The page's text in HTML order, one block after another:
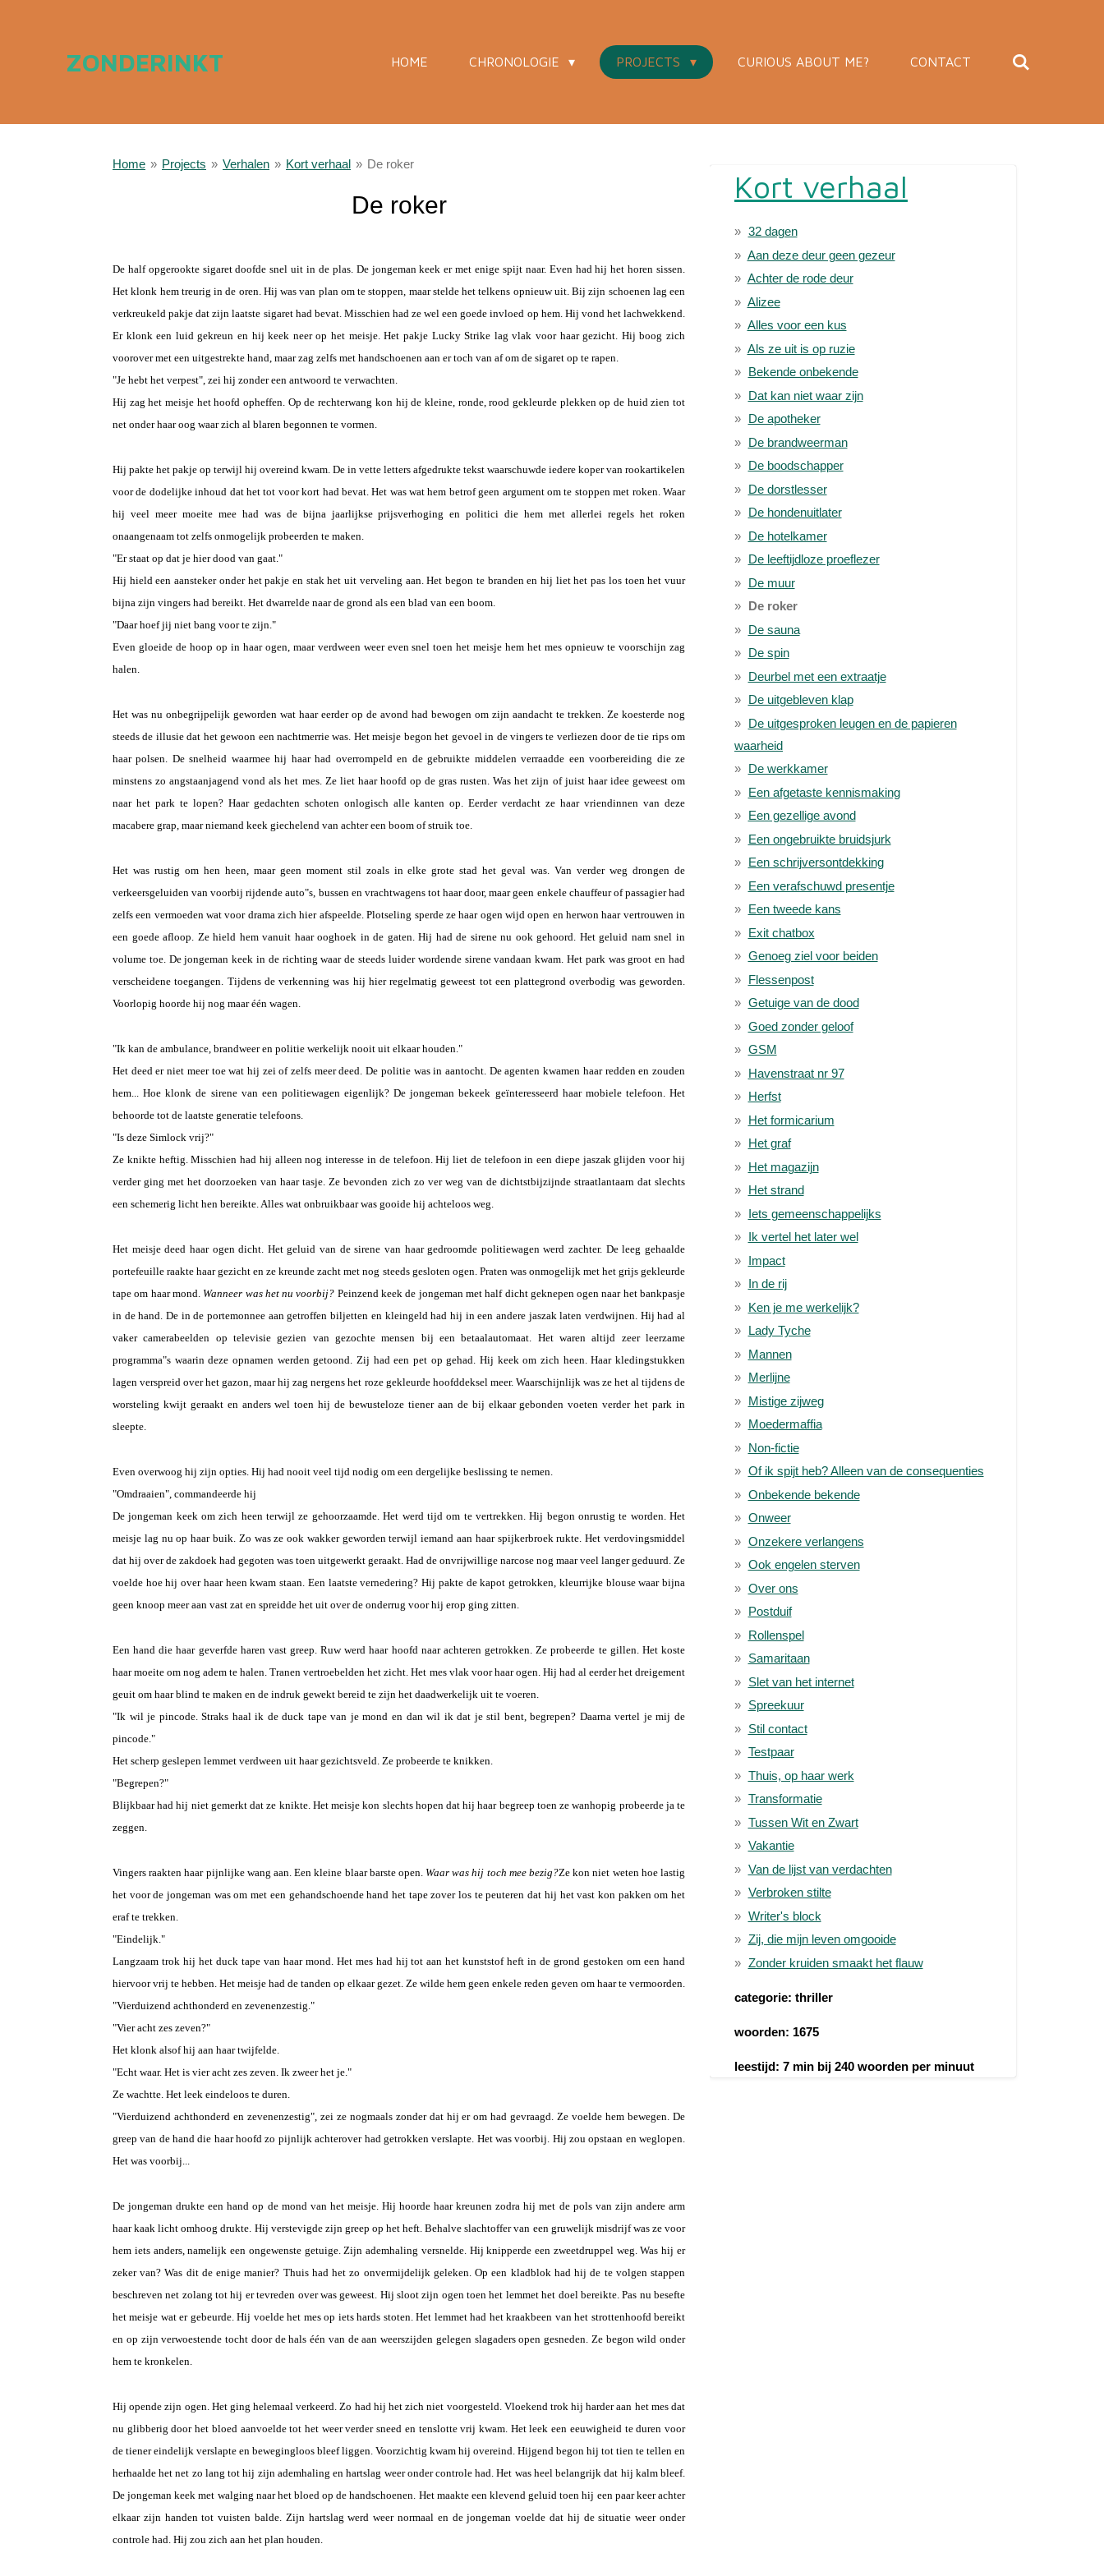
ZONDERINKT HOME CHRONOLOGIE PROJECTS CURIOUS ABOUT ME? CONTACT
Home » Projects » Verhalen » Kort verhaal » De roker
De roker
De half opgerookte sigaret doofde snel uit in de plas. De jongeman keek er met enige spijt naar. Even had hij het horen sissen.
Het klonk hem treurig in de oren. Hij was van plan om te stoppen, maar stelde het telkens opnieuw uit. Bij zijn schoenen lag een
verkreukeld pakje dat zijn laatste sigaret had bevat. Misschien had ze wel een goede invloed op hem. Hij vond het lachwekkend.
Er klonk een luid gekreun en hij keek neer op het meisje. Het pakje Lucky Strike lag vlak voor haar gezicht. Hij boog zich
voorover met een uitgestrekte hand, maar zag zelfs met handschoenen aan er toch van af om de sigaret op te rapen.
"Je hebt het verpest", zei hij zonder een antwoord te verwachten.
Hij zag het meisje het hoofd opheffen. Op de rechterwang kon hij de kleine, ronde, rood gekleurde plekken op de huid zien tot
net onder haar oog waar zich al blaren begonnen te vormen.
Hij pakte het pakje op terwijl hij overeind kwam. De in vette letters afgedrukte tekst waarschuwde iedere koper van rookartikelen
voor de dodelijke inhoud dat het tot voor kort had bevat. Het was wat hem betrof geen argument om te stoppen met roken. Waar
hij veel meer moeite mee had was de bijna jaarlijkse prijsverhoging en politici die hem met allerlei regels het roken
onaangenaam tot zelfs onmogelijk probeerden te maken.
"Er staat op dat je hier dood van gaat."
Hij hield een aansteker onder het pakje en stak het uit verveling aan. Het begon te branden en hij liet het pas los toen het vuur
bijna zijn vingers had bereikt. Het dwarrelde naar de grond als een blad van een boom.
"Daar hoef jij niet bang voor te zijn."
Even gloeide de hoop op in haar ogen, maar verdween weer even snel toen het meisje hem het mes opnieuw te voorschijn zag
halen.
Het was nu onbegrijpelijk geworden wat haar eerder op de avond had bewogen om zijn aandacht te trekken. Ze koesterde nog
steeds de illusie dat het gewoon een nachtmerrie was. Het meisje begon het gevoel in de vingers te verliezen door de tie rips om
haar polsen. De snelheid waarmee hij haar had overrompeld en de gebruikte middelen verraadde een voorbereiding die ze
minstens zo angstaanjagend vond als het mes. Ze liet haar hoofd op de gras rusten. Was het zijn of juist haar idee geweest om
naar het park te lopen? Haar gedachten schoten onlogisch alle kanten op. Eerder verdacht ze haar vriendinnen van deze
macabere grap, maar niemand keek giechelend van achter een boom of struik toe.
Het was rustig om hen heen, maar geen moment stil zoals in elke grote stad het geval was. Van verder weg drongen de
verkeersgeluiden van voorbij rijdende auto"s, bussen en vrachtwagens tot haar door, maar geen enkele chauffeur of passagier had
zelfs een vermoeden wat voor drama zich hier afspeelde. Plotseling sperde ze haar ogen wijd open en herwon haar vertrouwen in
een goede afloop. Ze hield hem vanuit haar ooghoek in de gaten. Hij had de sirene nu ook gehoord. Het geluid nam snel in
volume toe. De jongeman keek in de richting waar de steeds luider wordende sirene vandaan kwam. Het park was groot en had
verscheidene toegangen. Tijdens de verkenning was hij hier regelmatig geweest tot een plattegrond overbodig was geworden.
Voorlopig hoorde hij nog maar één wagen.
"Ik kan de ambulance, brandweer en politie werkelijk nooit uit elkaar houden."
Het deed er niet meer toe wat hij zei of zelfs meer deed. De politie was in aantocht. De agenten kwamen haar redden en zouden
hem... Hoe klonk de sirene van een politiewagen eigenlijk? De jongeman bekeek geïnteresseerd haar mobiele telefoon. Het
behoorde tot de laatste generatie telefoons.
"Is deze Simlock vrij?"
Ze knikte heftig. Misschien had hij alleen nog interesse in de telefoon. Hij liet de telefoon in een diepe jaszak glijden voor hij
verder ging met het doorzoeken van haar tasje. Ze bevonden zich zo ver weg van de dichtstbijzijnde straatlantaarn dat slechts
een schemerig licht hen bereikte. Alles wat onbruikbaar was gooide hij achteloos weg.
Het meisje deed haar ogen dicht. Het geluid van de sirene van haar gedroomde politiewagen werd zachter. De leeg gehaalde
portefeuille raakte haar gezicht en ze kreunde zacht met nog steeds gesloten ogen. Praten was onmogelijk met het grijs gekleurde
tape om haar mond. Wanneer was het nu voorbij? Peinzend keek de jongeman met half dicht geknepen ogen naar het bankpasje
in de hand. De in de portemonnee aan getroffen biljetten en kleingeld had hij in een andere jaszak laten verdwijnen. Hij had al
vaker camerabeelden op televisie gezien van gezochte mensen bij een betaalautomaat. Het waren altijd zeer leerzame
programma"s waarin deze opnamen werden getoond. Zij had een pet op gehad. Hij keek om zich heen. Haar kledingstukken
lagen verspreid over het gazon, maar hij zag nergens het roze gekleurde hoofddeksel meer. Waarschijnlijk was ze het al tijdens de
worsteling kwijt geraakt en anders wel toen hij de bewusteloze tiener aan de bij elkaar gebonden voeten verder het park in
sleepte.
Even overwoog hij zijn opties. Hij had nooit veel tijd nodig om een dergelijke beslissing te nemen.
"Omdraaien", commandeerde hij
De jongeman keek om zich heen terwijl ze gehoorzaamde. Het werd tijd om te vertrekken. Hij begon onrustig te worden. Het
meisje lag nu op haar buik. Zo was ze ook wakker geworden terwijl iemand aan haar spijkerbroek rukte. Het verdovingsmiddel
dat hij over de zakdoek had gegoten was toen uitgewerkt geraakt. Had de onvrijwillige narcose nog maar veel langer geduurd. Ze
voelde hoe hij over haar heen kwam staan. Een laatste vernedering? Hij pakte de kapot getrokken, kleurrijke blouse waar bijna
geen knoop meer aan vast zat en spreidde het uit over de onderrug voor hij erop ging zitten.
Een hand die haar geverfde haren vast greep. Ruw werd haar hoofd naar achteren getrokken. Ze probeerde te gillen. Het koste
haar moeite om nog adem te halen. Tranen vertroebelden het zicht. Het mes vlak voor haar ogen. Hij had al eerder het dreigement
geuit om haar blind te maken en de indruk gewekt bereid te zijn het daadwerkelijk uit te voeren.
"Ik wil je pincode. Straks haal ik de duck tape van je mond en dan wil ik dat je stil bent, begrepen? Daarna vertel je mij de
pincode."
Het scherp geslepen lemmet verdween uit haar gezichtsveld. Ze probeerde te knikken.
"Begrepen?"
Blijkbaar had hij niet gemerkt dat ze knikte. Het meisje kon slechts hopen dat hij haar begreep toen ze wanhopig probeerde ja te
zeggen.
Vingers raakten haar pijnlijke wang aan. Een kleine blaar barste open.Waar was hij toch mee bezig?Ze kon niet weten hoe lastig
het voor de jongeman was om met een gehandschoende hand het tape zover los te peuteren dat hij het vast kon pakken om het
eraf te trekken.
"Eindelijk."
Langzaam trok hij het duck tape van haar mond. Het mes had hij tot aan het kunststof heft in de grond gestoken om een hand
hiervoor vrij te hebben. Het meisje had de tanden op elkaar gezet. Ze wilde hem geen enkele reden geven om haar te vermoorden.
"Vierduizend achthonderd en zevenenzestig."
"Vier acht zes zeven?"
Het klonk alsof hij aan haar twijfelde.
"Echt waar. Het is vier acht zes zeven. Ik zweer het je."
Ze wachtte. Het leek eindeloos te duren.
"Vierduizend achthonderd en zevenenzestig", zei ze nogmaals zonder dat hij er om had gevraagd. Ze voelde hem bewegen. De
greep van de hand die haar hoofd zo pijnlijk achterover had getrokken verslapte. Het was voorbij. Hij zou opstaan en weglopen.
Het was voorbij...
De jongeman drukte een hand op de mond van het meisje. Hij hoorde haar kreunen zodra hij met de pols van zijn andere arm
haar kaak licht omhoog drukte. Hij verstevigde zijn greep op het heft. Behalve slachtoffer van een gruwelijk misdrijf was ze voor
hem iets anders, namelijk een ongewenste getuige. Zijn ademhaling versnelde. Hij knipperde een zweetdruppel weg. Was hij er
zeker van? Was dit de enige manier? Thuis had het zo onvermijdelijk geleken. Op een kladblok had hij de te volgen stappen
beschreven net zolang tot hij er tevreden over was geweest. Hij sloot zijn ogen toen het lemmet het doel bereikte. Pas nu besefte
het meisje wat er gebeurde. Hij voelde het mes op iets hards stoten. Het lemmet had het kraakbeen van het strottenhoofd bereikt
en op zijn verwoestende tocht door de hals één van de aan weerszijden gelegen slagaders open gesneden. Ze begon wild onder
hem te kronkelen.
Hij opende zijn ogen. Het ging helemaal verkeerd. Zo had hij het zich niet voorgesteld. Vloekend trok hij harder aan het mes dat
nu glibberig door het bloed aanvoelde tot het weer verder sneed en tenslotte vrij kwam. Het leek een eeuwigheid te duren voor
de tiener eindelijk verslapte en bewegingloos bleef liggen. Voorzichtig kwam hij overeind. Hijgend begon hij tot tien te tellen en
herhaalde het net zo lang tot hij zijn ademhaling en hartslag weer onder controle had. Het was heel belangrijk dat hij kalm bleef.
De jongeman keek met walging naar het bloed op de handschoenen. Het maakte een klevend geluid toen hij een paar keer achter
elkaar zijn handen tot vuisten balde. Zijn hartslag werd weer normaal en de jongeman voelde dat hij de situatie weer onder
controle had. Hij zou zich aan het plan houden.
Kort verhaal
32 dagen
Aan deze deur geen gezeur
Achter de rode deur
Alizee
Alles voor een kus
Als ze uit is op ruzie
Bekende onbekende
Dat kan niet waar zijn
De apotheker
De brandweerman
De boodschapper
De dorstlesser
De hondenuitlater
De hotelkamer
De leeftijdloze proeflezer
De muur
De roker
De sauna
De spin
Deurbel met een extraatje
De uitgebleven klap
De uitgesproken leugen en de papieren
waarheid
De werkkamer
Een afgetaste kennismaking
Een gezellige avond
Een ongebruikte bruidsjurk
Een schrijversontdekking
Een verafschuwd presentje
Een tweede kans
Exit chatbox
Genoeg ziel voor beiden
Flessenpost
Getuige van de dood
Goed zonder geloof
GSM
Havenstraat nr 97
Herfst
Het formicarium
Het graf
Het magazijn
Het strand
Iets gemeenschappelijks
Ik vertel het later wel
Impact
In de rij
Ken je me werkelijk?
Lady Tyche
Mannen
Merlijne
Mistige zijweg
Moedermaffia
Non-fictie
Of ik spijt heb? Alleen van de consequenties
Onbekende bekende
Onweer
Onzekere verlangens
Ook engelen sterven
Over ons
Postduif
Rollenspel
Samaritaan
Slet van het internet
Spreekuur
Stil contact
Testpaar
Thuis, op haar werk
Transformatie
Tussen Wit en Zwart
Vakantie
Van de lijst van verdachten
Verbroken stilte
Writer's block
Zij, die mijn leven omgooide
Zonder kruiden smaakt het flauw
categorie: thriller
woorden: 1675
leestijd: 7 min bij 240 woorden per minuut